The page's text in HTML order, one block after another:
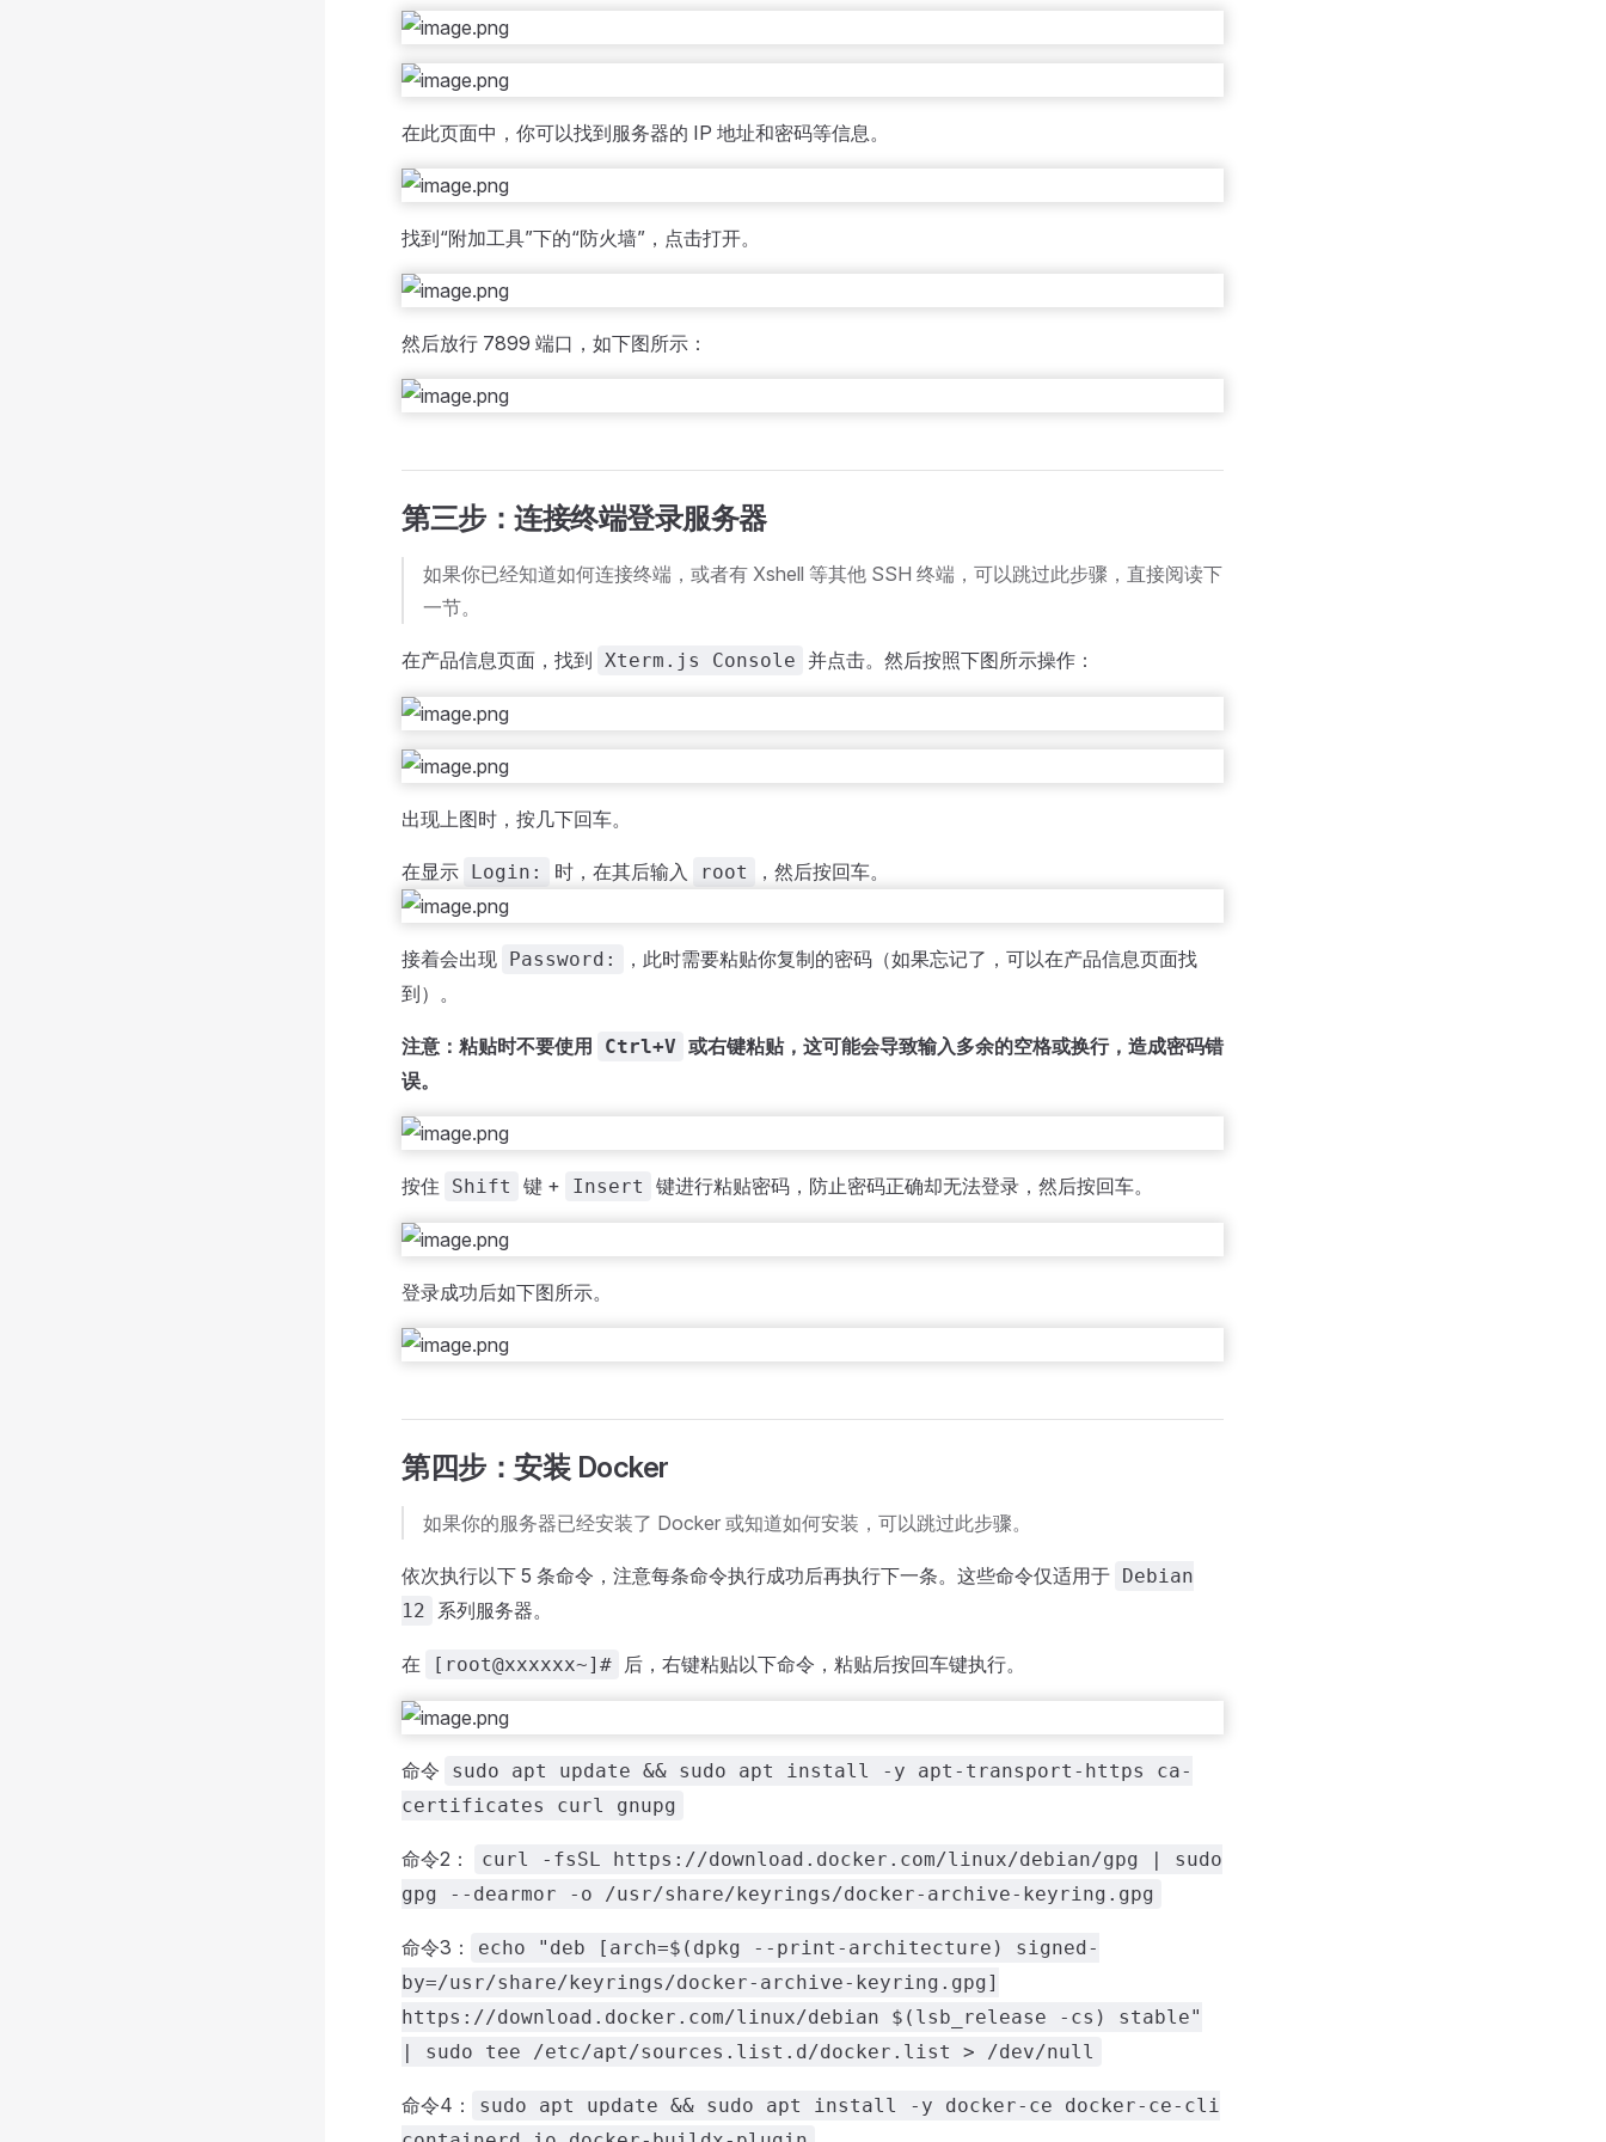
在此页面中，你可以找到服务器的 IP 地址和密码等信息。
找到“附加工具”下的“防火墙”，点击打开。
然后放行 7899 端口，如下图所示：
第三步：连接终端登录服务器
如果你已经知道如何连接终端，或者有 Xshell 等其他 SSH 终端，可以跳过此步骤，直接阅读下
一节。
在产品信息页面，找到 Xterm.js Console 并点击。然后按照下图所示操作：
出现上图时，按几下回车。
在显示 Login: 时，在其后输入 root ，然后按回车。
接着会出现 Password:
，此时需要粘贴你复制的密码（如果忘记了，可以在产品信息页面找
到）。
注意：粘贴时不要使用 Ctrl+V 或右键粘贴，这可能会导致输入多余的空格或换行，造成密码错
误。
按住 Shift 键 + Insert 键进行粘贴密码，防止密码正确却无法登录，然后按回车。
登录成功后如下图所示。
第四步：安装 Docker
如果你的服务器已经安装了 Docker 或知道如何安装，可以跳过此步骤。
依次执行以下 5 条命令，注意每条命令执行成功后再执行下一条。这些命令仅适用于 Debian
12
系列服务器。
在 [root@xxxxxx~]# 后，右键粘贴以下命令，粘贴后按回车键执行。
命令
sudo apt update && sudo apt install -y apt-transport-https ca-
certificates curl gnupg
命令2：
curl -fsSL https://download.docker.com/linux/debian/gpg | sudo
gpg --dearmor -o /usr/share/keyrings/docker-archive-keyring.gpg
命令3：
echo "deb [arch=$(dpkg --print-architecture) signed-
by=/usr/share/keyrings/docker-archive-keyring.gpg]
https://download.docker.com/linux/debian $(lsb_release -cs) stable"
| sudo tee /etc/apt/sources.list.d/docker.list > /dev/null
命令4：
sudo apt update && sudo apt install -y docker-ce docker-ce-cli